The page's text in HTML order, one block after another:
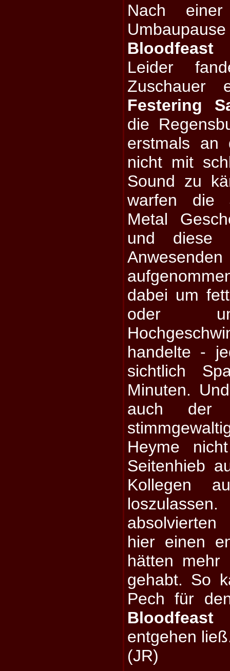
Nach
Bloodfeast
Leider
Festering
die
erstmals an
nicht mit
Sound zu
warfen die
Metal
und diese
dabei um
oder
handelte -
sichtlich
Minuten.
auch der
Heyme
Seitenhieb
Kollegen
hier einen
hätten mehr
gehabt. So
Pech für
Bloodfeast
entgehen
(JR)